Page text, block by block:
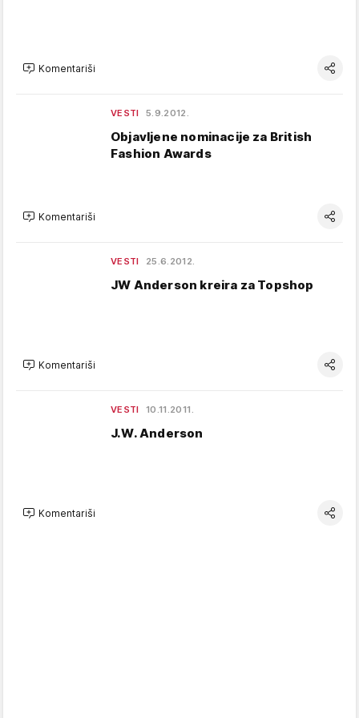
Komentariši
VESTI 5.9.2012.
Objavljene nominacije za British
Fashion Awards
Komentariši
VESTI 25.6.2012.
JW Anderson kreira za Topshop
Komentariši
VESTI 10.11.2011.
J.W. Anderson
Komentariši